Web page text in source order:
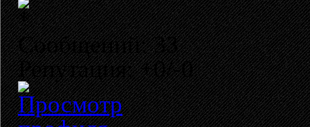
Сообщений: 33
Репутация: +0/-0